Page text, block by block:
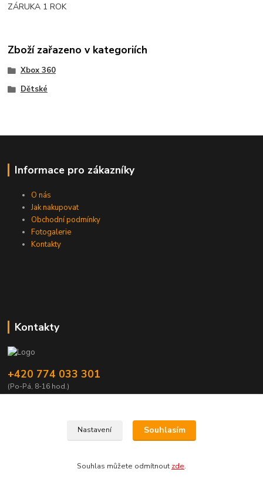
ZÁRUKA 1 ROK
Zboží zařazeno v kategoriích
Xbox 360
Dětské
Informace pro zákazníky
O nás
Jak nakupovat
Obchodní podmínky
Fotogalerie
Kontakty
Kontakty
+420 774 033 301
(Po-Pá, 8-16 hod.)
Nastavení Souhlasím
Souhlas můžete odmítnout zde.